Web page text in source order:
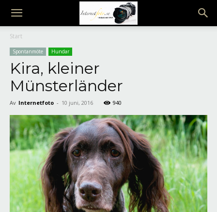
Internetfoto
Start
Spontanmöte Hundar
Kira, kleiner
Münsterländer
Av Internetfoto - 10 juni, 2016 940